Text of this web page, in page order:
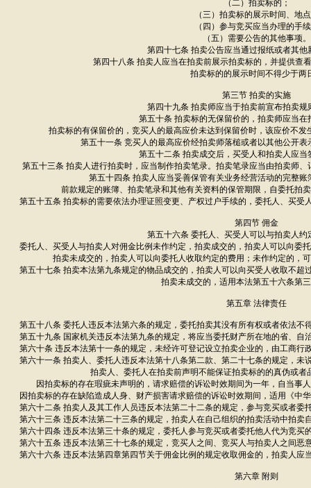
（二）拍卖标的；
（三）拍卖标的展示时间、地
（四）参与竞买应当办理的手
（五）需要公告的其他事项。
第四十七条 拍卖公告应当通过报纸或者其他
第四十八条 拍卖人应当在拍卖前展示拍卖标的，并提供查
拍卖标的的展示时间不得少于两
第三节 拍卖的实施
第四十九条 拍卖师应当于拍卖前宣布拍卖规
第五十条 拍卖标的无保留价的，拍卖师应当在
拍卖标的有保留价的，竞买人的最高应价未达到保留价时，该应价不发
第五十一条 竞买人的最高应价经拍卖师落槌或者以其他公开
第五十二条 拍卖成交后，买受人和拍卖人应当
第五十三条 拍卖人进行拍卖时，应当制作拍卖笔录。拍卖笔录应当由拍卖师
第五十四条 拍卖人应当妥善保管有关业务经营活动的完整账
前款规定的账簿、拍卖笔录和其他有关资料的保管期限，自委托拍
第五十五条 拍卖标的需要依法办理证照变更、产权过户手续的，委托人、买
第四节 佣金
第五十六条 委托人、买受人可以与拍卖人约
委托人、买受人与拍卖人对佣金比例未作约定，拍卖成交的，拍卖人可以向委
拍卖未成交的，拍卖人可以向委托人收取约定的费用；未作约定的，
第五十七条 拍卖本法第九条规定的物品成交的，拍卖人可以向买受人收取不
拍卖未成交的，适用本法第五十六条第
第五章 法律责任
第五十八条 委托人违反本法第六条的规定，委托拍卖其没有所有权或者依法
第五十九条 国家机关违反本法第九条的规定，将应当委托财产所在地的省、自
第六十条 违反本法第十一条的规定，未经许可登记设立拍卖企业的，由工商
第六十一条 拍卖人、委托人违反本法第十八条第二款、第二十七条的规定，
拍卖人、委托人在拍卖前声明不能保证拍卖标的的真伪或者
因拍卖标的存在瑕疵未声明的，请求赔偿的诉讼时效期间为一年，自当事
因拍卖标的存在缺陷造成人身、财产损害请求赔偿的诉讼时效期间，适用《中
第六十二条 拍卖人及其工作人员违反本法第二十二条的规定，参与竞买或者
第六十三条 违反本法第二十三条的规定，拍卖人在自己组织的拍卖活动中拍卖
第六十四条 违反本法第三十条的规定，委托人参与竞买或者委托他人代为竞
第六十五条 违反本法第三十七条的规定，竞买人之间、竞买人与拍卖人之间恶
第六十六条 违反本法第四章第四节关于佣金比例的规定收取佣金的，拍卖人
第六章 附则